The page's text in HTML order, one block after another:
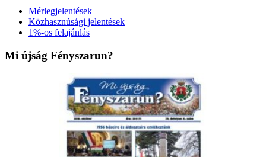
Mérlegjelentések
Közhasznúsági jelentések
1%-os felajánlás
Mi újság Fényszarun?